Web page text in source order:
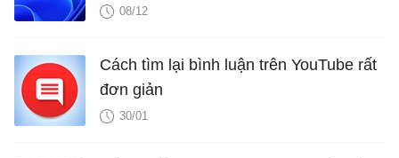
08/12
Cách tìm lại bình luận trên YouTube rất
đơn giản
30/01